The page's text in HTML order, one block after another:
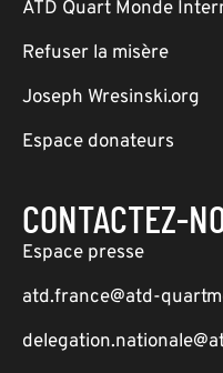
ATD Quart Monde
Refuser la misère
Joseph Wresinski.org
Espace donateurs
CONTACTEZ-
Espace presse
atd.france@atd-